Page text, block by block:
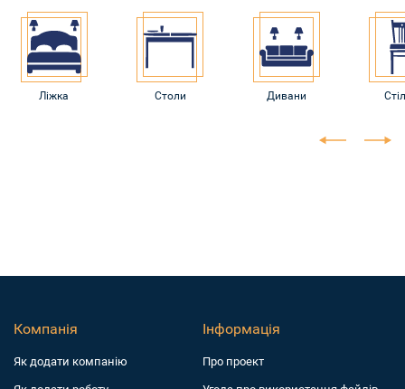
Ліжка Столи Дивани
Компанія
Як додати компанiю
Інформація
Про проект